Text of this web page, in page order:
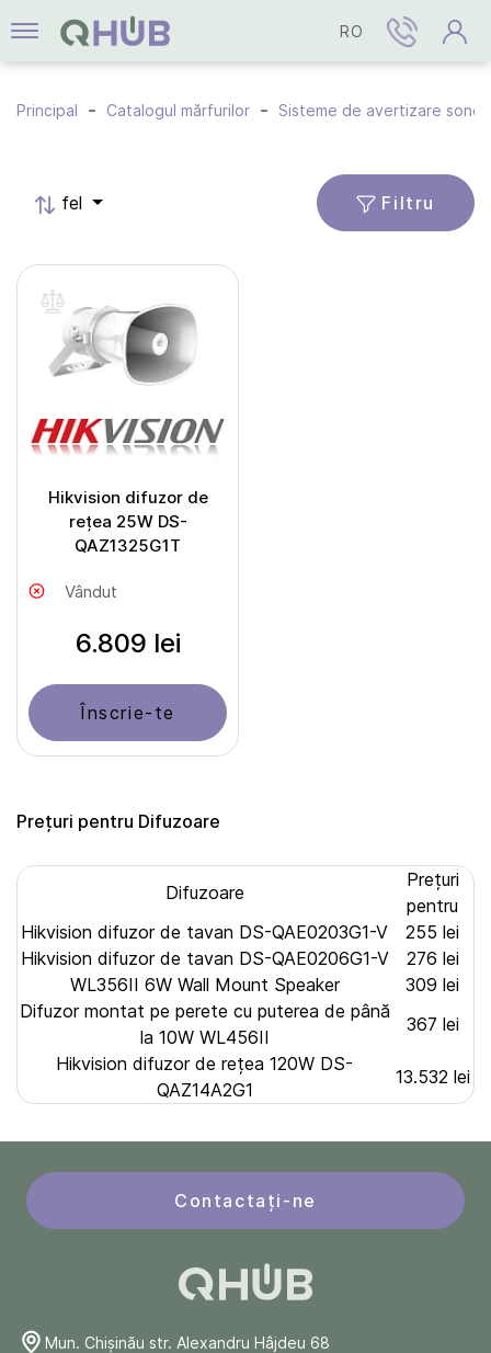
RO
Principal Catalogul mărfurilor Sisteme de avertizare
fel Filtru
Hikvision difuzor de
rețea 25W DS-
QAZ1325G1T
Vândut
6.809 lei
Înscrie-te
Prețuri pentru Difuzoare
Difuzoare
Prețuri
pentru
Hikvision difuzor de tavan DS-QAE0203G1-V
255 lei
Hikvision difuzor de tavan DS-QAE0206G1-V
276 lei
WL356II 6W Wall Mount Speaker
309 lei
Difuzor montat pe perete cu puterea de până
la 10W WL456II
367 lei
Hikvision difuzor de rețea 120W DS-
QAZ14A2G1
13.532 lei
Contactați-ne
Mun. Chişinău str. Alexandru Hâjdeu 68